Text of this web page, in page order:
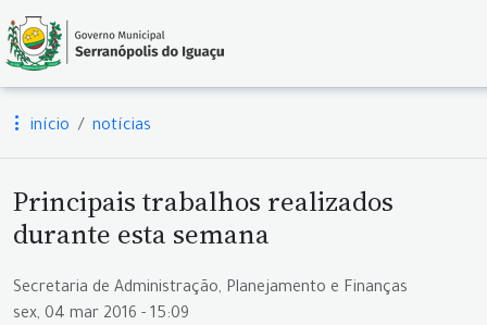
início notícias
Principais trabalhos realizados
durante esta semana
Secretaria de Administração, Planejamento e Finanças
sex, 04 mar 2016 - 15:09